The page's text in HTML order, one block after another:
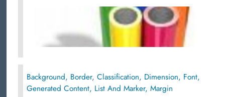
Background, Border, Classification, Dimension, Font,
Generated Content, List And Marker, Margin